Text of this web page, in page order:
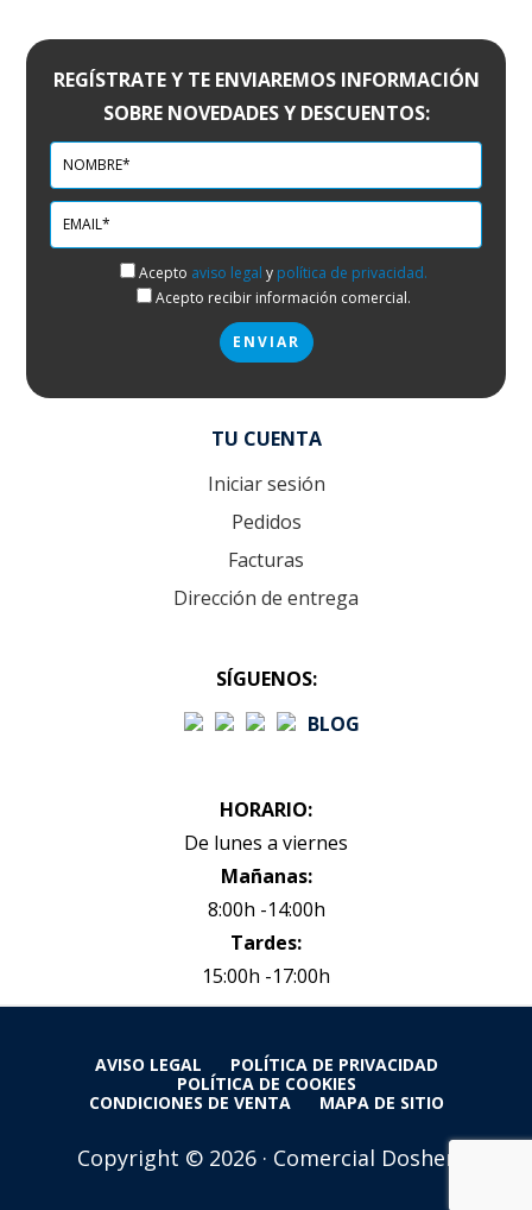
REGÍSTRATE Y TE ENVIAREMOS INFORMACIÓN
SOBRE NOVEDADES Y DESCUENTOS:
Acepto aviso legal y política de privacidad.
Acepto recibir información comercial.
TU CUENTA
Iniciar sesión
Pedidos
Facturas
Dirección de entrega
SÍGUENOS:
BLOG
HORARIO:
De lunes a viernes
Mañanas:
8:00h -14:00h
Tardes:
15:00h -17:00h
AVISO LEGAL
POLÍTICA DE PRIVACIDAD
POLÍTICA DE COOKIES
CONDICIONES DE VENTA
MAPA DE SITIO
Copyright © 2026 · Comercial Dosher